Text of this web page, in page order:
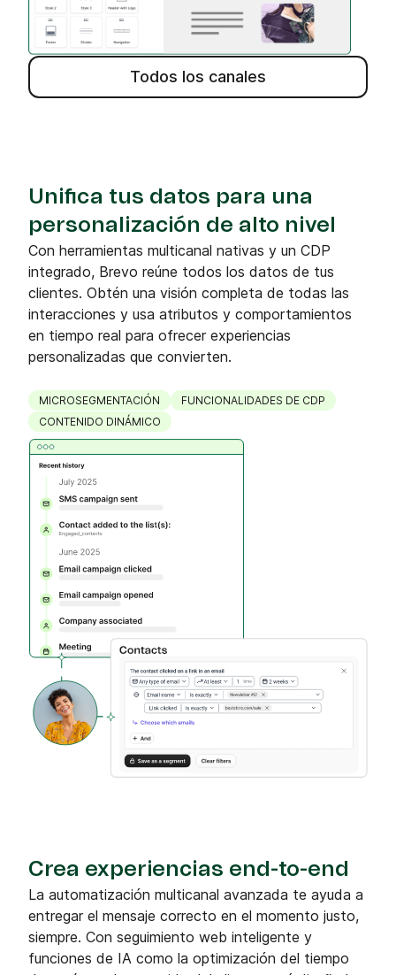
Todos los canales
Unifica tus datos para una
personalización de alto nivel
Con herramientas multicanal nativas y un CDP
integrado, Brevo reúne todos los datos de tus
clientes. Obtén una visión completa de todas las
interacciones y usa atributos y comportamientos
en tiempo real para ofrecer experiencias
personalizadas que convierten.
MICROSEGMENTACIÓN
FUNCIONALIDADES DE CDP
CONTENIDO DINÁMICO
Crea experiencias end-to-end
La automatización multicanal avanzada te ayuda a
entregar el mensaje correcto en el momento justo,
siempre. Con seguimiento web inteligente y
funciones de IA como la optimización del tiempo